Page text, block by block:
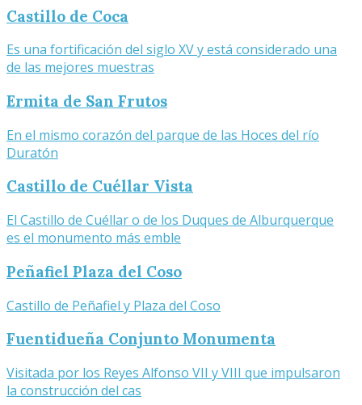
Castillo de Coca
Es una fortificación del siglo XV y está considerado una
de las mejores muestras
Ermita de San Frutos
En el mismo corazón del parque de las Hoces del río
Duratón
Castillo de Cuéllar Vista
El Castillo de Cuéllar o de los Duques de Alburquerque
es el monumento más emble
Peñafiel Plaza del Coso
Castillo de Peñafiel y Plaza del Coso
Fuentidueña Conjunto Monumenta
Visitada por los Reyes Alfonso VII y VIII que impulsaron
la construcción del cas